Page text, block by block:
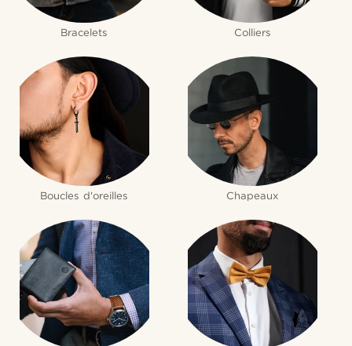
Bracelets Colliers
Boucles d'oreilles Chapeaux